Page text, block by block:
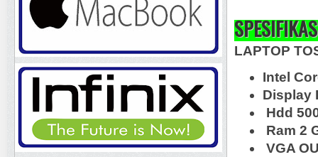
LAPTOP
Intel
Display
Hdd
Ram 2
VGA